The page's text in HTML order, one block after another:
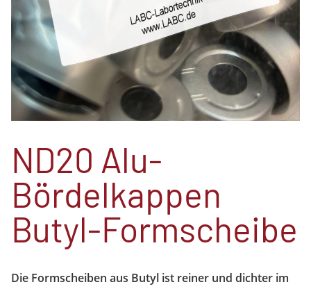
ND20 Alu-
Bördelkappen
Butyl-Formscheibe
Die Formscheiben aus Butyl ist reiner und dichter im